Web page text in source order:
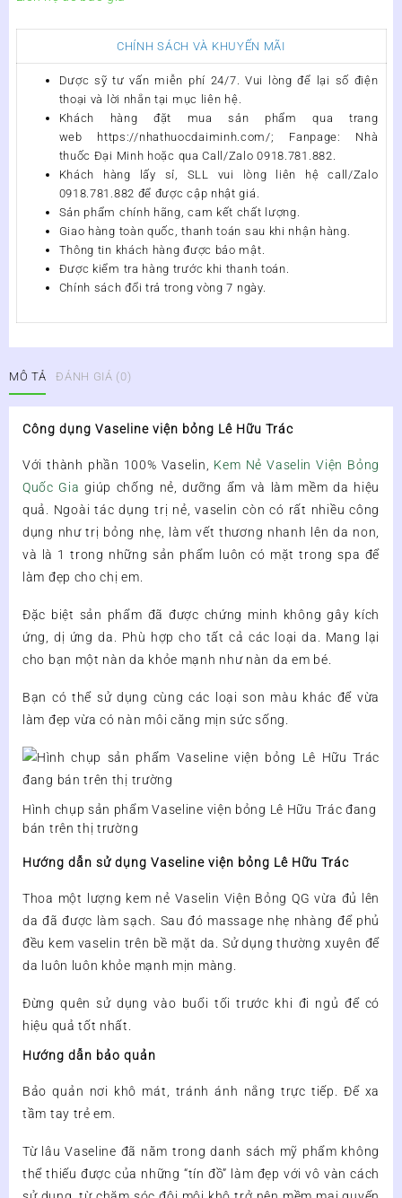
CHÍNH SÁCH VÀ KHUYẾN MÃI
Dược sỹ tư vấn miễn phí 24/7. Vui lòng để lại số điện
thoại và lời nhắn tại mục liên hệ.
Khách hàng đặt mua sản phẩm qua trang
web https://nhathuocdaiminh.com/; Fanpage: Nhà
thuốc Đại Minh hoặc qua Call/Zalo 0918.781.882.
Khách hàng lấy sỉ, SLL vui lòng liên hệ call/Zalo
0918.781.882 để được cập nhật giá.
Sản phẩm chính hãng, cam kết chất lượng.
Giao hàng toàn quốc, thanh toán sau khi nhận hàng.
Thông tin khách hàng được bảo mật.
Được kiểm tra hàng trước khi thanh toán.
Chính sách đổi trả trong vòng 7 ngày.
MÔ TẢ ĐÁNH GIÁ (0)
Công dụng Vaseline viện bỏng Lê Hữu Trác
Với thành phần 100% Vaselin, Kem Nẻ Vaselin Viện Bỏng
Quốc Gia giúp chống nẻ, dưỡng ẩm và làm mềm da hiệu
quả. Ngoài tác dụng trị nẻ, vaselin còn có rất nhiều công
dụng như trị bỏng nhẹ, làm vết thương nhanh lên da non,
và là 1 trong những sản phẩm luôn có mặt trong spa để
làm đẹp cho chị em.
Đặc biệt sản phẩm đã được chứng minh không gây kích
ứng, dị ứng da. Phù hợp cho tất cả các loại da. Mang lại
cho bạn một nàn da khỏe mạnh như nàn da em bé.
Bạn có thể sử dụng cùng các loại son màu khác để vừa
làm đẹp vừa có nàn môi căng mịn sức sống.
Hình chụp sản phẩm Vaseline viện bỏng Lê Hữu Trác đang
bán trên thị trường
Hướng dẫn sử dụng Vaseline viện bỏng Lê Hữu Trác
Thoa một lượng kem nẻ Vaselin Viện Bỏng QG vừa đủ lên
da đã được làm sạch. Sau đó massage nhẹ nhàng để phủ
đều kem vaselin trên bề mặt da. Sử dụng thường xuyên để
da luôn luôn khỏe mạnh mịn màng.
Đừng quên sử dụng vào buổi tối trước khi đi ngủ để có
hiệu quả tốt nhất.
Hướng dẫn bảo quản
Bảo quản nơi khô mát, tránh ánh nắng trực tiếp. Để xa
tầm tay trẻ em.
Từ lâu Vaseline đã nằm trong danh sách mỹ phẩm không
thể thiếu được của những “tín đồ” làm đẹp với vô vàn cách